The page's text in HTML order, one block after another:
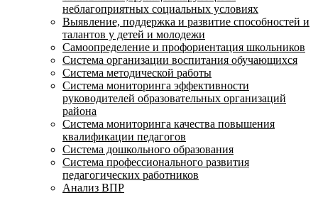
неблагоприятных социальных условиях
Выявление, поддержка и развитие способностей и
талантов у детей и молодежи
Самоопределение и профориентация школьников
Система организации воспитания обучающихся
Система методической работы
Система мониторинга эффективности
руководителей образовательных организаций
района
Система мониторинга качества повышения
квалификации педагогов
Система дошкольного образования
Система профессионального развития
педагогических работников
Анализ ВПР